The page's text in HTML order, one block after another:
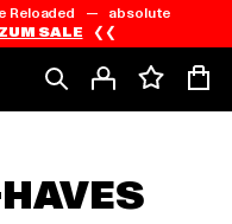
Reloaded — absolute
ZUM SALE ❮❮